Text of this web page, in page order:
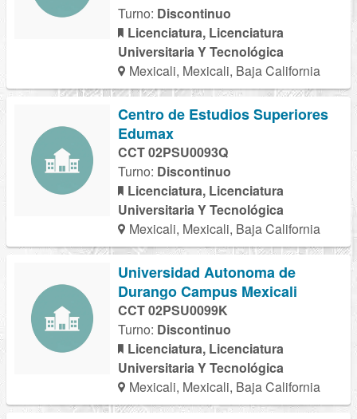
Turno: Discontinuo
Licenciatura, Licenciatura
Universitaria Y Tecnológica
Mexicali, Mexicali, Baja California
Centro de Estudios Superiores
Edumax
CCT 02PSU0093Q
Turno: Discontinuo
Licenciatura, Licenciatura
Universitaria Y Tecnológica
Mexicali, Mexicali, Baja California
Universidad Autonoma de
Durango Campus Mexicali
CCT 02PSU0099K
Turno: Discontinuo
Licenciatura, Licenciatura
Universitaria Y Tecnológica
Mexicali, Mexicali, Baja California